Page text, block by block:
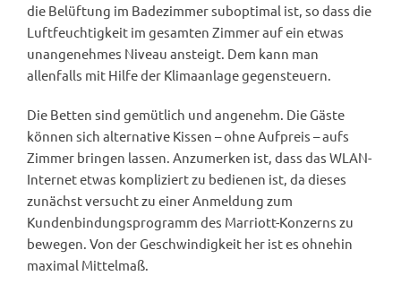
die Belüftung im Badezimmer suboptimal ist, so dass die
Luftfeuchtigkeit im gesamten Zimmer auf ein etwas
unangenehmes Niveau ansteigt. Dem kann man
allenfalls mit Hilfe der Klimaanlage gegensteuern.
Die Betten sind gemütlich und angenehm. Die Gäste
können sich alternative Kissen – ohne Aufpreis – aufs
Zimmer bringen lassen. Anzumerken ist, dass das WLAN-
Internet etwas kompliziert zu bedienen ist, da dieses
zunächst versucht zu einer Anmeldung zum
Kundenbindungsprogramm des Marriott-Konzerns zu
bewegen. Von der Geschwindigkeit her ist es ohnehin
maximal Mittelmaß.